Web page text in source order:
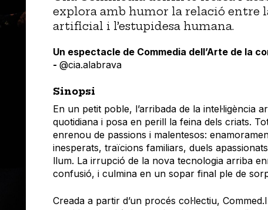
explora amb humor la relació entre
artificial i l’estupidesa humana.
Un espectacle de Commedia dell’Arte de la
- @cia.alabrava
Sinopsi
En un petit poble, l’arribada de la intel·ligència
quotidiana i posa en perill la feina dels criats.
enrenou de passions i malentesos:
inesperats, traïcions familiars, duels
llum. La irrupció de la nova tecnologia arriba
confusió, i culmina en un sopar final ple de
Creada a partir d’un procés col·lectiu,